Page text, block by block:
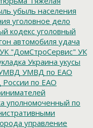
убыль населения
уголовное дело
кодекс уголовный
автомобиля удача
УК "ДомСтроСервис" УК
Украина укусы
УМВД по ЕАО
по ЕАО
уполномоченный по
управление